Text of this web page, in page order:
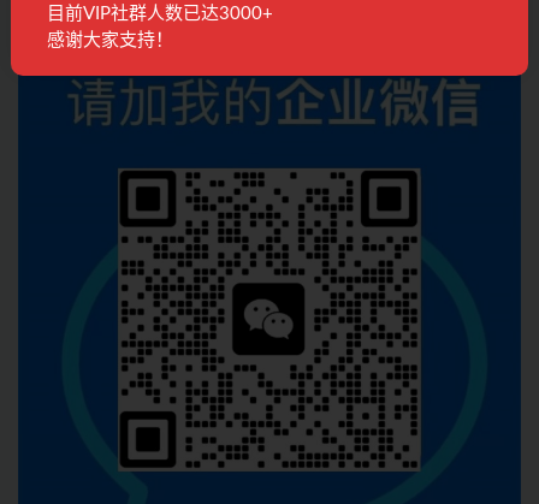
联系客服
目前VIP社群人数已达3000+
感谢大家支持！